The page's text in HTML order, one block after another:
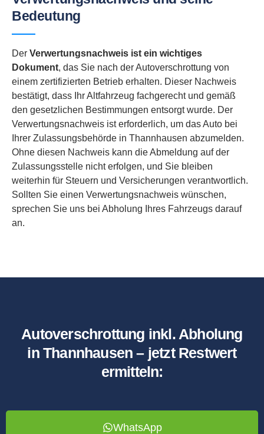
Bedeutung
Der Verwertungsnachweis ist ein wichtiges
Dokument, das Sie nach der Autoverschrottung von
einem zertifizierten Betrieb erhalten. Dieser Nachweis
bestätigt, dass Ihr Altfahrzeug fachgerecht und gemäß
den gesetzlichen Bestimmungen entsorgt wurde. Der
Verwertungsnachweis ist erforderlich, um das Auto bei
Ihrer Zulassungsbehörde in Thannhausen abzumelden.
Ohne diesen Nachweis kann die Abmeldung auf der
Zulassungsstelle nicht erfolgen, und Sie bleiben
weiterhin für Steuern und Versicherungen verantwortlich.
Sollten Sie einen Verwertungsnachweis wünschen,
sprechen Sie uns bei Abholung Ihres Fahrzeugs darauf
an.
Autoverschrottung inkl. Abholung
in Thannhausen – jetzt Restwert
ermitteln:
WhatsApp